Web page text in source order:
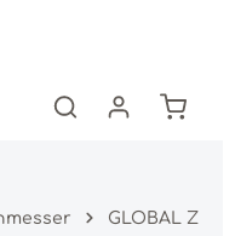
GLOBAL Z